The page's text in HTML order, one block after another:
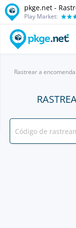
pkge.net -
Play Market:
Rastrear a encomenda